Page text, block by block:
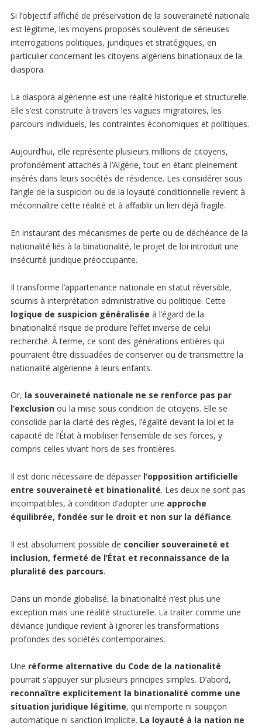
Si l’objectif affiché de préservation de la souveraineté nationale
est légitime, les moyens proposés soulèvent de sérieuses
interrogations politiques, juridiques et stratégiques, en
particulier concernant les citoyens algériens binationaux de la
diaspora.
La diaspora algérienne est une réalité historique et structurelle.
Elle s’est construite à travers les vagues migratoires, les
parcours individuels, les contraintes économiques et politiques.
Aujourd’hui, elle représente plusieurs millions de citoyens,
profondément attachés à l’Algérie, tout en étant pleinement
insérés dans leurs sociétés de résidence. Les considérer sous
l’angle de la suspicion ou de la loyauté conditionnelle revient à
méconnaître cette réalité et à affaiblir un lien déjà fragile.
En instaurant des mécanismes de perte ou de déchéance de la
nationalité liés à la binationalité, le projet de loi introduit une
insécurité juridique préoccupante.
Il transforme l’appartenance nationale en statut réversible,
soumis à interprétation administrative ou politique. Cette
logique de suspicion généralisée à l’égard de la
binationalité risque de produire l’effet inverse de celui
recherché. À terme, ce sont des générations entières qui
pourraient être dissuadées de conserver ou de transmettre la
nationalité algérienne à leurs enfants.
Or, la souveraineté nationale ne se renforce pas par
l’exclusionou la mise sous condition de citoyens. Elle se
consolide par la clarté des règles, l’égalité devant la loi et la
capacité de l’État à mobiliser l’ensemble de ses forces, y
compris celles vivant hors de ses frontières.
Il est donc nécessaire de dépasser l’opposition artificielle
entre souveraineté et binationalité. Les deux ne sont pas
incompatibles, à condition d’adopter une approche
équilibrée, fondée sur le droit et non sur la défiance.
Il est absolument possible de concilier souveraineté et
inclusion, fermeté de l’État et reconnaissance de la
pluralité des parcours.
Dans un monde globalisé, la binationalité n’est plus une
exception mais une réalité structurelle. La traiter comme une
déviance juridique revient à ignorer les transformations
profondes des sociétés contemporaines.
Une réforme alternative du Code de la nationalité
pourrait s’appuyer sur plusieurs principes simples. D’abord,
reconnaître explicitement la binationalité comme une
situation juridique légitime, qui n’emporte ni soupçon
automatique ni sanction implicite. La loyauté à la nation ne